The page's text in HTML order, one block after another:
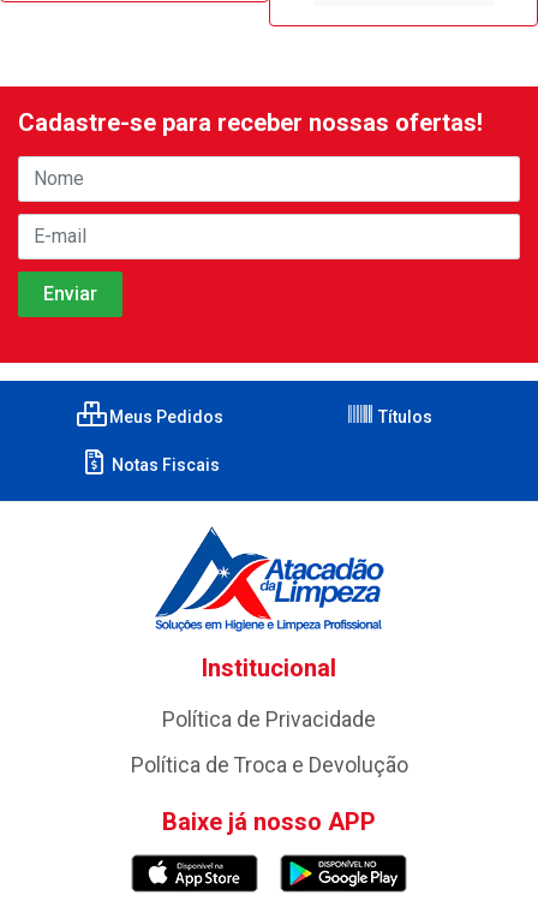
Cadastre-se para receber nossas ofertas!
Meus Pedidos Títulos
Notas Fiscais
Institucional
Política de Privacidade
Política de Troca e Devolução
Baixe já nosso APP